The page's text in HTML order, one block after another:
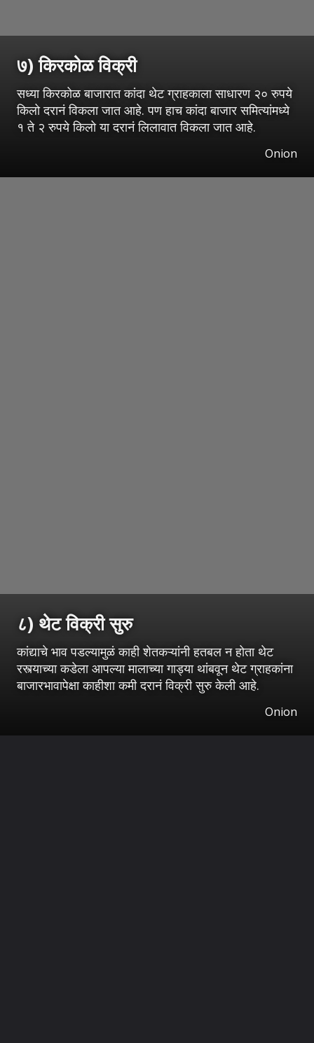
७) किरकोळ विक्री
सध्या किरकोळ बाजारात कांदा थेट ग्राहकाला साधारण २० रुपये
किलो दरानं विकला जात आहे. पण हाच कांदा बाजार समित्यांमध्ये
१ ते २ रुपये किलो या दरानं लिलावात विकला जात आहे.
Onion
८) थेट विक्री सुरु
कांद्याचे भाव पडल्यामुळं काही शेतकऱ्यांनी हतबल न होता थेट
रस्त्याच्या कडेला आपल्या मालाच्या गाड्या थांबवून थेट ग्राहकांना
बाजारभावापेक्षा काहीशा कमी दरानं विक्री सुरु केली आहे.
Onion